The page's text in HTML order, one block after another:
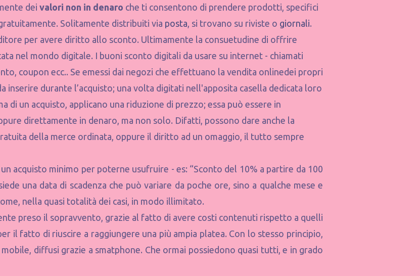
dei valori non in denaro che ti consentono di prendere prodotti, specifici
Solitamente distribuiti via posta, si trovano su riviste o giornali.
per avere diritto allo sconto. Ultimamente la consuetudine di offrire
nel mondo digitale. I buoni sconto digitali da usare su internet - chiamati
coupon ecc.. Se emessi dai negozi che effettuano la vendita onlinedei propri
inserire durante l’acquisto; una volta digitati nell'apposita casella dedicata loro
di un acquisto, applicano una riduzione di prezzo; essa può essere in
direttamente in denaro, ma non solo. Difatti, possono dare anche la
della merce ordinata, oppure il diritto ad un omaggio, il tutto sempre
acquisto minimo per poterne usufruire - es: “Sconto del 10% a partire da 100
una data di scadenza che può variare da poche ore, sino a qualche mese e
nella quasi totalità dei casi, in modo illimitato.
preso il sopravvento, grazie al fatto di avere costi contenuti rispetto a quelli
il fatto di riuscire a raggiungere una più ampia platea. Con lo stesso principio,
diffusi grazie a smatphone. Che ormai possiedono quasi tutti, e in grado